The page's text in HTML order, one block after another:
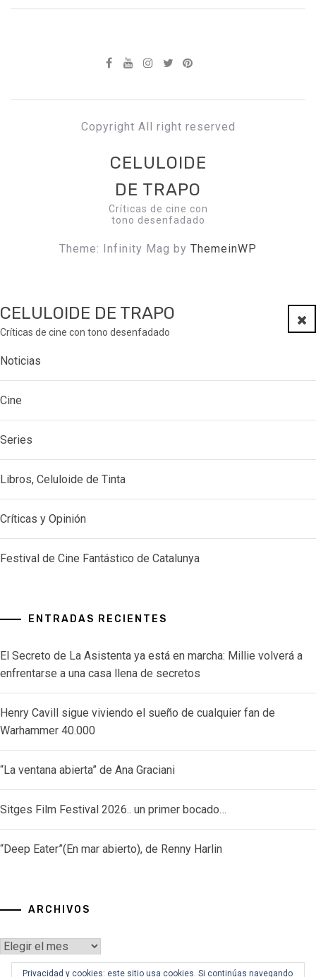
Copyright All right reserved
CELULOIDE
DE TRAPO
Críticas de cine con
tono desenfadado
Theme: Infinity Mag by ThemeinWP
CELULOIDE DE TRAPO
Críticas de cine con tono desenfadado
Noticias
Cine
Series
Libros, Celuloide de Tinta
Críticas y Opinión
Festival de Cine Fantástico de Catalunya
ENTRADAS RECIENTES
El Secreto de La Asistenta ya está en marcha: Millie volverá a
enfrentarse a una casa llena de secretos
Henry Cavill sigue viviendo el sueño de cualquier fan de
Warhammer 40.000
“La ventana abierta” de Ana Graciani
Sitges Film Festival 2026.. un primer bocado…
“Deep Eater”(En mar abierto), de Renny Harlin
ARCHIVOS
Archivos
Privacidad y cookies: este sitio usa cookies. Si continúas navegando